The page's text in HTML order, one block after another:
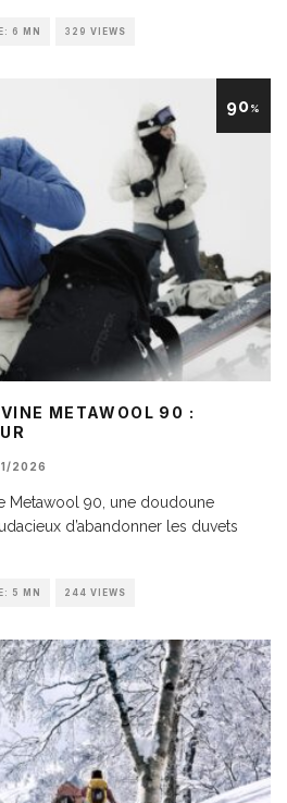
6 MN 329 VIEWS
90%
METAWOOL 90 :
2026
Metawool 90, une doudoune
d’abandonner les duvets
5 MN 244 VIEWS